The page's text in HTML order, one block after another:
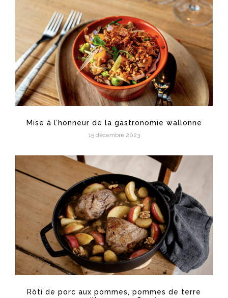
Mise à l’honneur de la gastronomie wallonne
15 décembre 2023
Rôti de porc aux pommes, pommes de terre